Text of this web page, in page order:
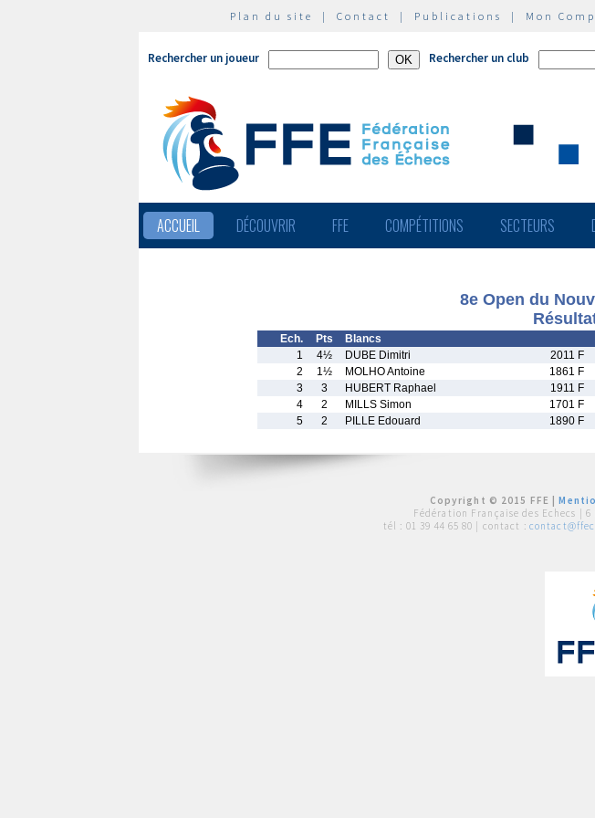
Plan du site | Contact | Publications | Mon
Rechercher un joueur Rechercher un club
ACCUEIL DÉCOUVRIR FFE COMPÉTITIONS SECTEURS
8e Open du
Ech. Pts Blancs
1
4½ DUBE Dimitri 2011 F
2
1½ MOLHO Antoine 1861 F
3
3 HUBERT Raphael 1911 F
4
2 MILLS Simon 1701 F
5
2 PILLE Edouard 1890 F
Copyright © 2015 FFE |
Fédération Française des Echecs | 6
tél : 01 39 44 65 80 | contact :